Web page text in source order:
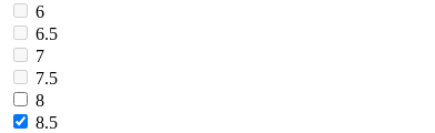
6
6.5
7
7.5
8
8.5